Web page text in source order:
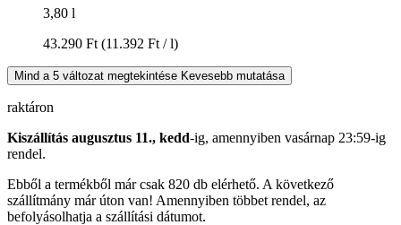
3,80 l
43.290 Ft (11.392 Ft / l)
Mind a 5 változat megtekintése Kevesebb mutatása
raktáron
Kiszállítás augusztus 11., kedd-ig, amennyiben vasárnap 23:59-ig
rendel.
Ebből a termékből már csak 820 db elérhető. A következő
szállítmány már úton van! Amennyiben többet rendel, az
befolyásolhatja a szállítási dátumot.